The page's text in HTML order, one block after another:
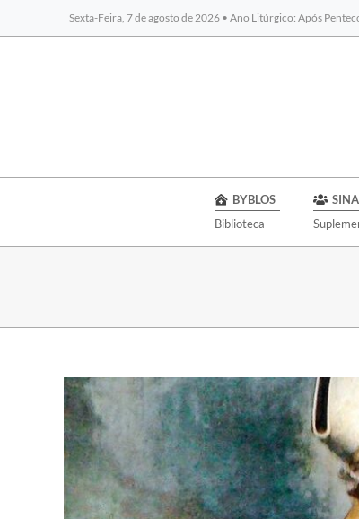
Sexta-Feira, 7 de agosto de 2026 • Ano Litúrgico: Após
BYBLOS
Biblioteca